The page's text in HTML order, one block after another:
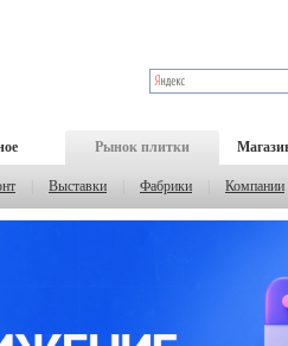
Рынок плитки
Выставки Фабрики Компании